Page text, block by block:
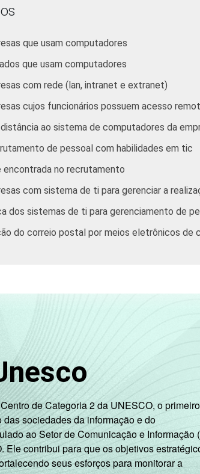
computador, com 10 funcionários ou
doze meses (pesquisa realizada em agosto/
que usam computadores
que usam computadores
com rede (lan, intranet e extranet)
cujos funcionários possuem acesso
ao sistema de computadores da
de pessoal com habilidades em tic
no recrutamento
com sistema de ti para gerenciar a
dos sistemas de ti para gerenciamento de
do correio postal por meios eletrônicos de
de Categoria 2 da UNESCO, o
sociedades da informação e do
ao Setor de Comunicação e Informação
Ele contribui para que os objetivos
seus esforços para monitorar a